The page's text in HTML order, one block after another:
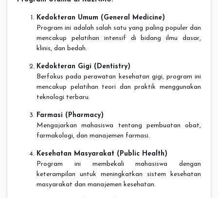
Kedokteran Umum (General Medicine)
Program ini adalah salah satu yang paling populer dan
mencakup pelatihan intensif di bidang ilmu dasar,
klinis, dan bedah.
Kedokteran Gigi (Dentistry)
Berfokus pada perawatan kesehatan gigi, program ini
mencakup pelatihan teori dan praktik menggunakan
teknologi terbaru.
Farmasi (Pharmacy)
Mengajarkan mahasiswa tentang pembuatan obat,
farmakologi, dan manajemen farmasi.
Kesehatan Masyarakat (Public Health)
Program ini membekali mahasiswa dengan
keterampilan untuk meningkatkan sistem kesehatan
masyarakat dan manajemen kesehatan.